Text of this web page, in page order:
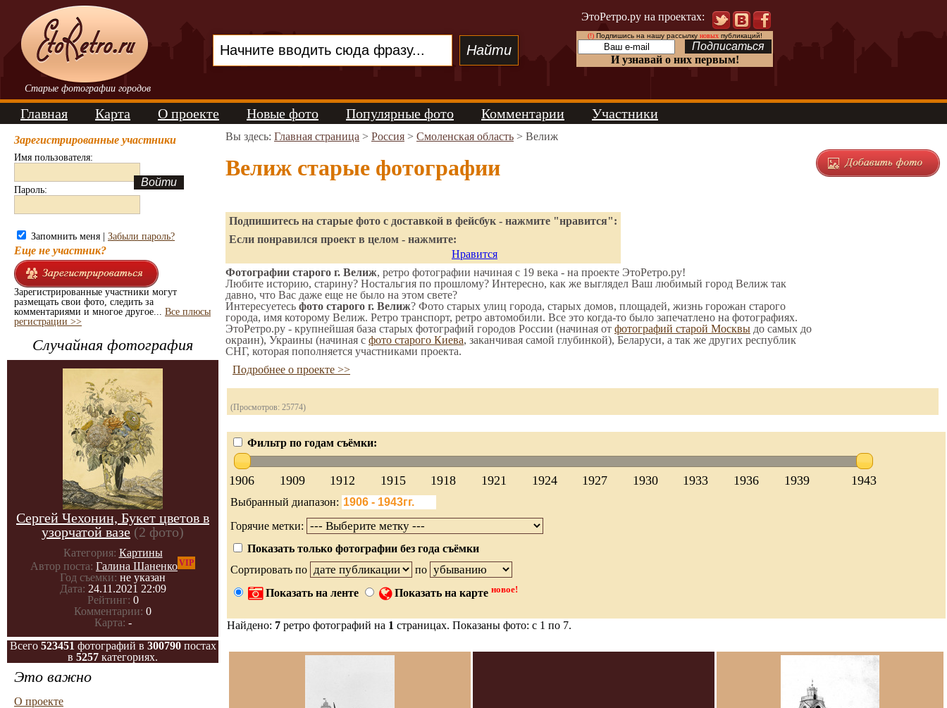
Старые фотографии городов
ЭтоРетро.ру на проектах:
(!)Подпишись на нашу рассылку новыхпубликаций!
И узнавай о них первым!
Главная Карта О проекте Новые фото Популярные фото Комментарии Участники
Зарегистрированные участники
Имя пользователя:
Пароль:
Запомнить меня | Забыли пароль?
Еще не участник?
Зарегистрированные участники могут
размещать свои фото, следить за
комментариями и многое другое... Все плюсы
регистрации >>
Случайная фотография
Сергей Чехонин, Букет цветов в
узорчатой вазе (2 фото)
Категория: Картины
Автор поста: Галина ШаненкоVIP
Год съемки: не указан
Дата: 24.11.2021 22:09
Рейтинг: 0
Комментарии: 0
Карта: -
Всего 523451 фотографий в 300790постах
в 5257 категориях.
Это важно
О проекте
Вы здесь: Главная страница > Россия > Смоленская область > Велиж
Велиж старые фотографии
Подпишитесь на старые фото с доставкой в фейсбук - нажмите "нравится":
Если понравился проект в целом - нажмите:
Нравится
Фотографии старого г. Велиж, ретро фотографии начиная с 19 века - на проекте ЭтоРетро.ру!
Любите историю, старину? Ностальгия по прошлому? Интересно, как же выглядел Ваш любимый город Велиж так
давно, что Вас даже еще не было на этом свете?
Интересуетесь фото старого г. Велиж? Фото старых улиц города, старых домов, площадей, жизнь горожан старого
города, имя которому Велиж. Ретро транспорт, ретро автомобили. Все это когда-то было запечатлено на фотографиях.
ЭтоРетро.ру - крупнейшая база старых фотографий городов России (начиная от фотографий старой Москвы до самых до
окраин), Украины (начиная с фото старого Киева, заканчивая самой глубинкой), Беларуси, а так же других республик
СНГ, которая пополняется участниками проекта.
Подробнее о проекте >>
(Просмотров: 25774)
Фильтр по годам съёмки:
1906 1909 1912 1915 1918 1921 1924 1927 1930 1933 1936 1939 1943
Выбранный диапазон:
Горячие метки:
Показать только фотографии без года съёмки
Сортировать по
по
Показать на ленте
Показать на карте новое!
Найдено: 7 ретро фотографий на 1 страницах. Показаны фото: с 1 по 7.